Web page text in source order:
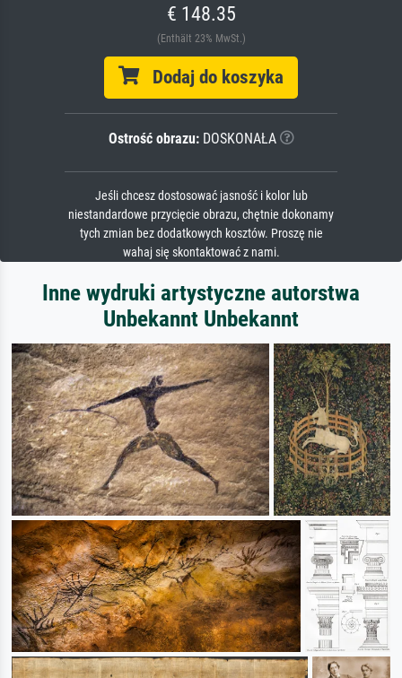
€ 148.35
(Enthält 23% MwSt.)
Dodaj do koszyka
Ostrość obrazu:DOSKONAŁA
Jeśli chcesz dostosować jasność i kolor lub
niestandardowe przycięcie obrazu, chętnie dokonamy
tych zmian bez dodatkowych kosztów. Proszę nie
wahaj się skontaktować z nami.
Inne wydruki artystyczne autorstwa
Unbekannt Unbekannt